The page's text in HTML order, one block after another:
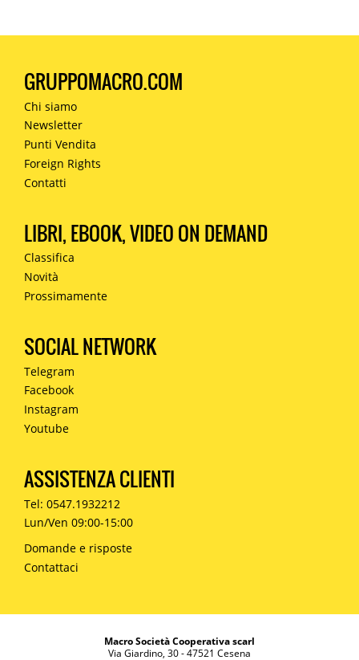
GRUPPOMACRO.COM
Chi siamo
Newsletter
Punti Vendita
Foreign Rights
Contatti
LIBRI, EBOOK, VIDEO ON DEMAND
Classifica
Novità
Prossimamente
SOCIAL NETWORK
Telegram
Facebook
Instagram
Youtube
ASSISTENZA CLIENTI
Tel: 0547.1932212
Lun/Ven 09:00-15:00
Domande e risposte
Contattaci
Macro Società Cooperativa scarl
Via Giardino, 30 - 47521 Cesena